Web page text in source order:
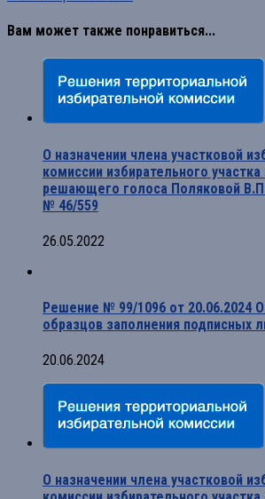
Вам может также понравиться...
О назначении члена участковой
комиссии избирательного
решающего голоса Поляковой
№ 46/559
26.05.2022
Решение № 99/1096 от 20.06.2024
образцов заполнения подписных
20.06.2024
О назначении члена участковой